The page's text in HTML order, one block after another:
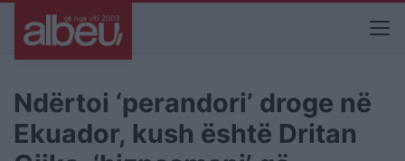
Ndërtoi ‘perandori’ droge në
Ekuador, kush është Dritan